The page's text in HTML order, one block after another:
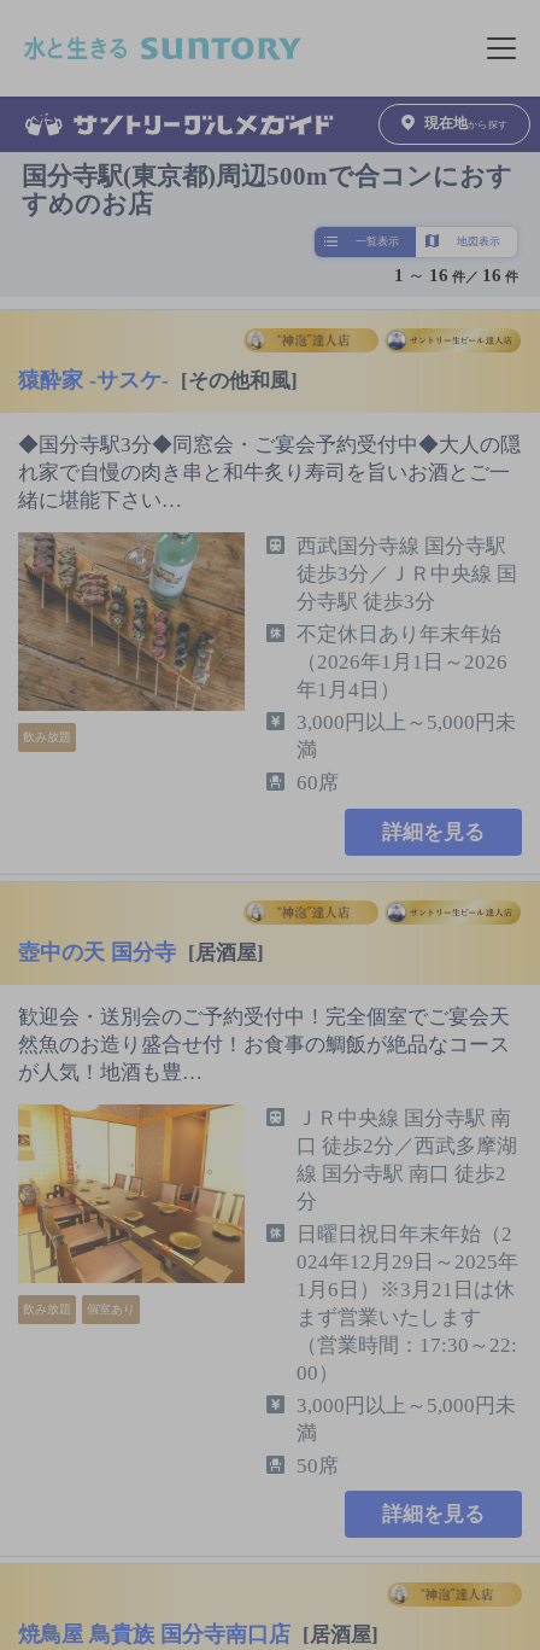
メニュ
現在地から探す
国分寺駅(東京都)周辺500mで合コンにおす
すめのお店
一覧表示 地図表示
1 ～ 16 件／ 16 件
猿酔家 ‐サスケ‐ [その他和風]
◆国分寺駅3分◆同窓会・ご宴会予約受付中◆大人の隠
れ家で自慢の肉き串と和牛炙り寿司を旨いお酒とご一
緒に堪能下さい…
飲み放題
西武国分寺線 国分寺駅
徒歩3分／ＪＲ中央線 国
分寺駅 徒歩3分
不定休日あり年末年始
（2026年1月1日～2026
年1月4日）
3,000円以上～5,000円未
満
60席
詳細を見る
壺中の天 国分寺 [居酒屋]
歓迎会・送別会のご予約受付中！完全個室でご宴会天
然魚のお造り盛合せ付！お食事の鯛飯が絶品なコース
が人気！地酒も豊…
飲み放題 個室あり
ＪＲ中央線 国分寺駅 南
口 徒歩2分／西武多摩湖
線 国分寺駅 南口 徒歩2
分
日曜日祝日年末年始（2
024年12月29日～2025年
1月6日）※3月21日は休
まず営業いたします
（営業時間：17:30～22:
00）
3,000円以上～5,000円未
満
50席
詳細を見る
焼鳥屋 鳥貴族 国分寺南口店 [居酒屋]